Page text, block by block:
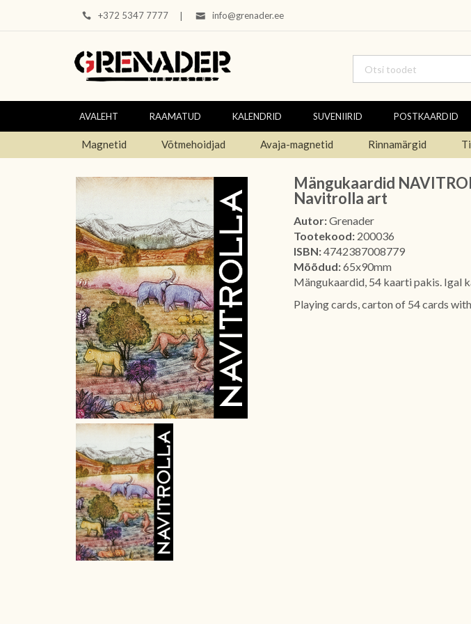
+372 5347 7777 info@grenader.ee
AVALEHT RAAMATUD KALENDRID SUVENIIRID POSTKAARDID
Magnetid Võtmehoidjad Avaja-magnetid Rinnamärgid
Mängukaardid
Navitrolla art
Autor:Grenader
Tootekood: 200036
ISBN:4742387008779
Mõõdud:65x90mm
Mängukaardid, 54 kaarti pakis. Igal
Playing cards, carton of 54 cards